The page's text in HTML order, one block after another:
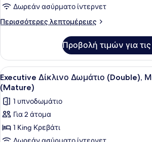
Δωρεάν ασύρματο ίντερνετ
Περισσότερες λεπτομέρειες
Περισσότερες
Δίκλινο
Δωμάτιο
(Twin),
Μη
Καπνιστών
Προβολή τιμών για
Προβολή
όλων
των
φωτογραφιών
για
Executive
Ένα
1
Executive Δίκλινο Δωμάτιο (Double),
(Mature)
1 υπνοδωμάτιο
Για 2 άτομα
1 King Κρεβάτι